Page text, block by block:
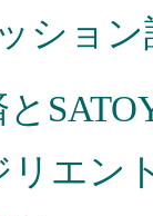
ション
エン